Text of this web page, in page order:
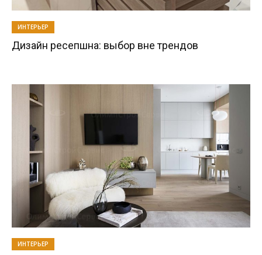
ИНТЕРЬЕР
Дизайн ресепшна: выбор вне трендов
ИНТЕРЬЕР